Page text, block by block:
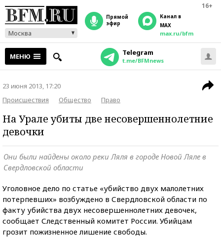
16+
Москва
прямой
эфир
Канал в
MAX
max.ru/bfm
МЕНЮ Telegram
t.me/BFMnews
23 июня 2013, 17:20
Происшествия
Общество Право
На Урале убиты две несовершеннолетние
девочки
Они были найдены около реки Ляля в городе Новой Ляле в
Свердловской области
Уголовное дело по статье «убийство двух малолетних
потерпевших» возбуждено в Свердловской области по
факту убийства двух несовершеннолетних девочек,
сообщает Следственный комитет России. Убийцам
грозит пожизненное лишение свободы.